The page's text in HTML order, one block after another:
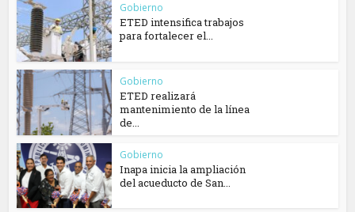
Gobierno
ETED intensifica trabajos
para fortalecer el...
Gobierno
ETED realizará
mantenimiento de la línea
de...
Gobierno
Inapa inicia la ampliación
del acueducto de San...